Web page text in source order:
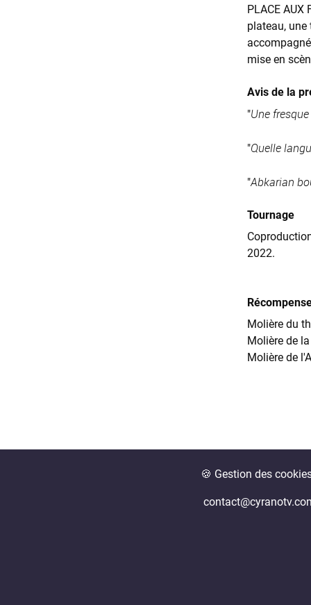
PLACE
plateau,
mise en
Avis de la
"Une
"Quelle
"Abkarian
Tournage
2022.
Molière du
Molière de
Molière de
🍪 Gestion des